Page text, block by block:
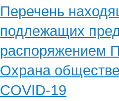
Перечень
подлежащих
распоряжением
Охрана
COVID-19